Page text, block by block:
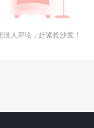
没人评论，赶紧抢沙发！